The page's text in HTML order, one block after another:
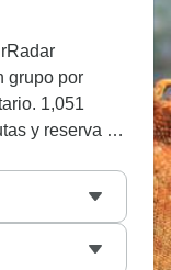
grupo por
1,051
y reserva el